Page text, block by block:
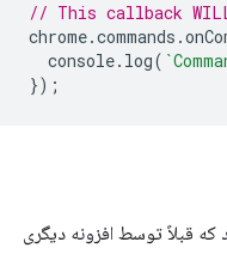
// This callback
chrome.commands .
console. log(
});
که قبلاً توسط افزونه دیگری